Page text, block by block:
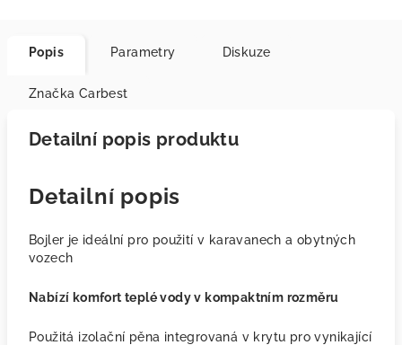
Popis Parametry Diskuze
Značka Carbest
Detailní popis produktu
Detailní popis
Bojler je ideální pro použití v karavanech a obytných
vozech
Nabízí komfort teplé vody v kompaktním rozměru
Použitá izolační pěna integrovaná v krytu pro vynikající